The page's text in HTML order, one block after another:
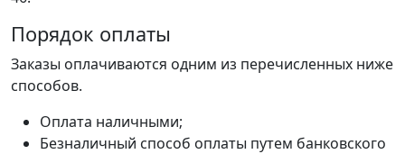
Порядок оплаты
Заказы оплачиваются одним из перечисленных ниже
способов.
Оплата наличными;
Безналичный способ оплаты путем банковского